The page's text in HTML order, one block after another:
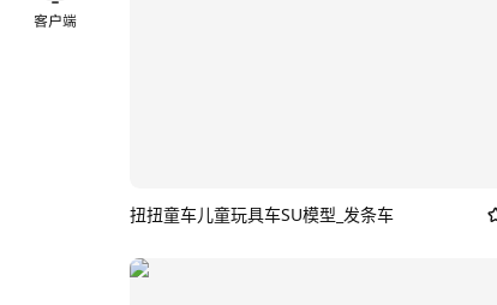
客户端
扭扭童车儿童玩具车SU模型_发条车